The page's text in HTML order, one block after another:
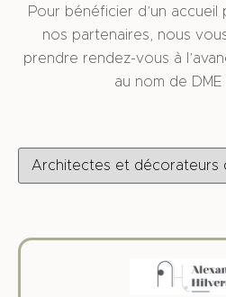
Pour bénéficier d’un
nos partenaires, nous
prendre rendez-vous à
au nom de DME